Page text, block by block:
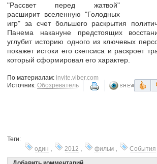
"Рассвет перед жатвой"
расширит вселенную "Голодных
игр" за счет большего раскрытия
Панема накануне предстоящих
углубит историю одного из ключевых
покажет истоки его скепсиса и раскроет
который сформировал его характер.
По материалам: invite.viber.com
Источник: Обозреватель
Теги:
один , 2012 , фильм ,
События